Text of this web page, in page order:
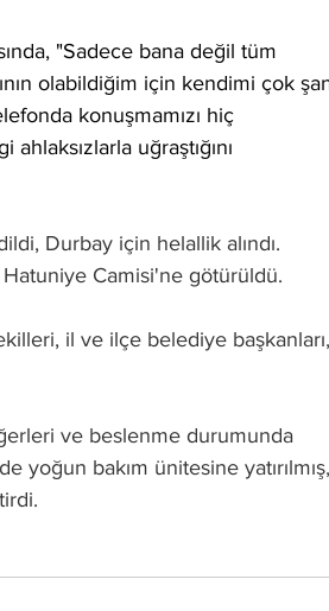
"Sadece bana değil tüm
olabildiğim için kendimi çok
konuşmamızı hiç
uğraştığını
Durbay için helallik alındı.
Hatuniye Camisi'ne götürüldü.
il ve ilçe belediye başkanları,
ve beslenme durumunda
yoğun bakım ünitesine yatırılmış,